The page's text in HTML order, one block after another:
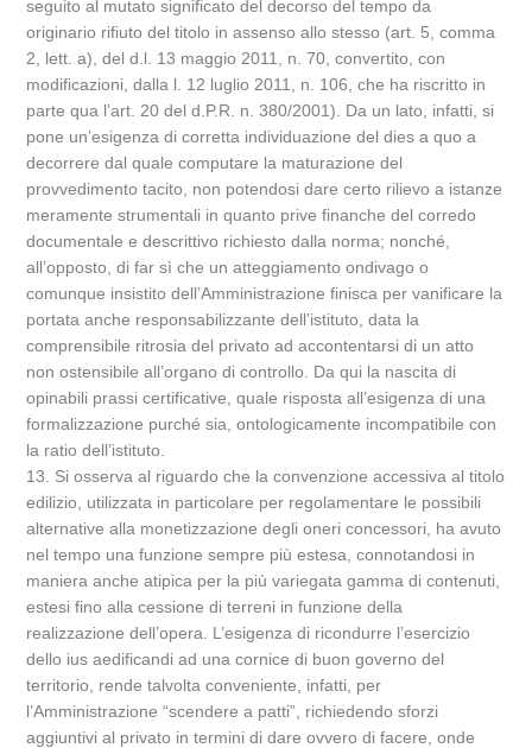
seguito al mutato significato del decorso del tempo da
originario rifiuto del titolo in assenso allo stesso (art. 5, comma
2, lett. a), del d.l. 13 maggio 2011, n. 70, convertito, con
modificazioni, dalla l. 12 luglio 2011, n. 106, che ha riscritto in
parte qua l’art. 20 del d.P.R. n. 380/2001). Da un lato, infatti, si
pone un’esigenza di corretta individuazione del dies a quo a
decorrere dal quale computare la maturazione del
provvedimento tacito, non potendosi dare certo rilievo a istanze
meramente strumentali in quanto prive finanche del corredo
documentale e descrittivo richiesto dalla norma; nonché,
all’opposto, di far sì che un atteggiamento ondivago o
comunque insistito dell’Amministrazione finisca per vanificare la
portata anche responsabilizzante dell’istituto, data la
comprensibile ritrosia del privato ad accontentarsi di un atto
non ostensibile all’organo di controllo. Da qui la nascita di
opinabili prassi certificative, quale risposta all’esigenza di una
formalizzazione purché sia, ontologicamente incompatibile con
la ratio dell’istituto.
13. Si osserva al riguardo che la convenzione accessiva al titolo
edilizio, utilizzata in particolare per regolamentare le possibili
alternative alla monetizzazione degli oneri concessori, ha avuto
nel tempo una funzione sempre più estesa, connotandosi in
maniera anche atipica per la più variegata gamma di contenuti,
estesi fino alla cessione di terreni in funzione della
realizzazione dell’opera. L’esigenza di ricondurre l’esercizio
dello ius aedificandi ad una cornice di buon governo del
territorio, rende talvolta conveniente, infatti, per
l’Amministrazione “scendere a patti”, richiedendo sforzi
aggiuntivi al privato in termini di dare ovvero di facere, onde